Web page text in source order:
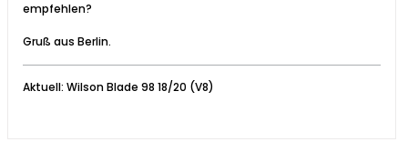
empfehlen?
Gruß aus Berlin.
Aktuell: Wilson Blade 98 18/20 (V8)